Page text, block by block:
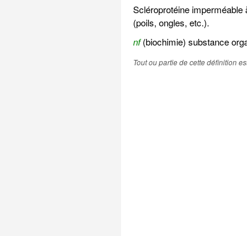
Scléroprotéine
(poils, ongles, etc.).
nf(biochimie) substance
Tout ou partie de cette définition